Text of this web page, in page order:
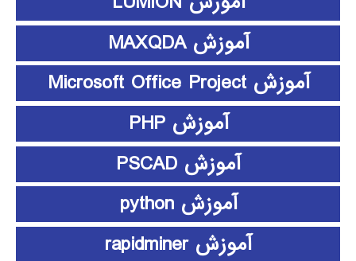
آموزش MAXQDA
آموزش Microsoft Office Project
آموزش PHP
آموزش PSCAD
آموزش python
آموزش rapidminer